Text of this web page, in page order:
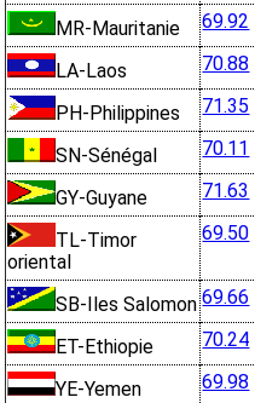
MR-Mauritanie 69.92
LA-Laos 70.88
PH-Philippines 71.35
SN-Sénégal 70.11
GY-Guyane 71.63
TL-Timor
oriental
69.50
SB-Iles Salomon 69.66
ET-Ethiopie 70.24
YE-Yemen 69.98